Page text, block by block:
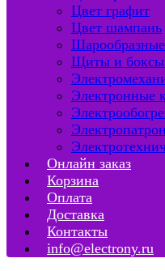
Цвет графит
Цвет шампань
Шарообразные
Щиты и боксы
Электронные
Онлайн заказ
Корзина
Оплата
Доставка
Контакты
info@electrony.ru